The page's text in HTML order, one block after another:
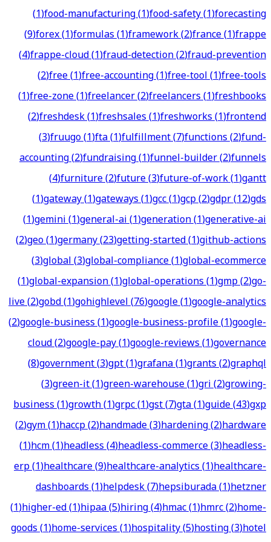
(1)food-manufacturing(1)food-safety(1)forecasting
(9)forex(1)formulas(1)framework(2)france(1)frappe
(4)frappe-cloud(1)fraud-detection(2)fraud-prevention
(2)free(1)free-accounting(1)free-tool(1)free-tools
(1)free-zone(1)freelancer(2)freelancers(1)freshbooks
(2)freshdesk(1)freshsales(1)freshworks(1)frontend
(3)fruugo(1)fta(1)fulfillment(7)functions(2)fund-
accounting(2)fundraising(1)funnel-builder(2)funnels
(4)furniture(2)future(3)future-of-work(1)gantt
(1)gateway(1)gateways(1)gcc(1)gcp(2)gdpr(12)gds
(1)gemini(1)general-ai(1)generation(1)generative-ai
(2)geo(1)germany(23)getting-started(1)github-actions
(3)global(3)global-compliance(1)global-ecommerce
(1)global-expansion(1)global-operations(1)gmp(2)go-
live(2)gobd(1)gohighlevel(76)google(1)google-analytics
(2)google-business(1)google-business-profile(1)google-
cloud(2)google-pay(1)google-reviews(1)governance
(8)government(3)gpt(1)grafana(1)grants(2)graphql
(3)green-it(1)green-warehouse(1)gri(2)growing-
business(1)growth(1)grpc(1)gst(7)gta(1)guide(43)gxp
(2)gym(1)haccp(2)handmade(3)hardening(2)hardware
(1)hcm(1)headless(4)headless-commerce(3)headless-
erp(1)healthcare(9)healthcare-analytics(1)healthcare-
dashboards(1)helpdesk(7)hepsiburada(1)hetzner
(1)higher-ed(1)hipaa(5)hiring(4)hmac(1)hmrc(2)home-
goods(1)home-services(1)hospitality(5)hosting(3)hotel